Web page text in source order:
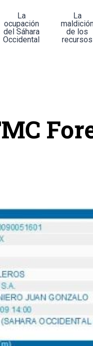
La
ocupación
del Sáhara
Occidental
La
de los
recursos